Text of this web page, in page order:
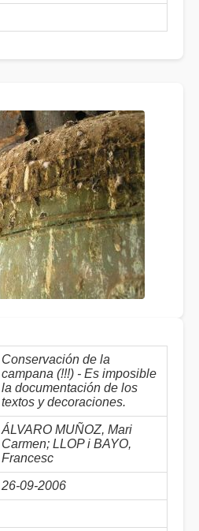
Conservación de la
campana (!!!) - Es imposible
la documentación de los
textos y decoraciones.
ÁLVARO MUÑOZ, Mari
Carmen; LLOP i BAYO,
Francesc
26-09-2006